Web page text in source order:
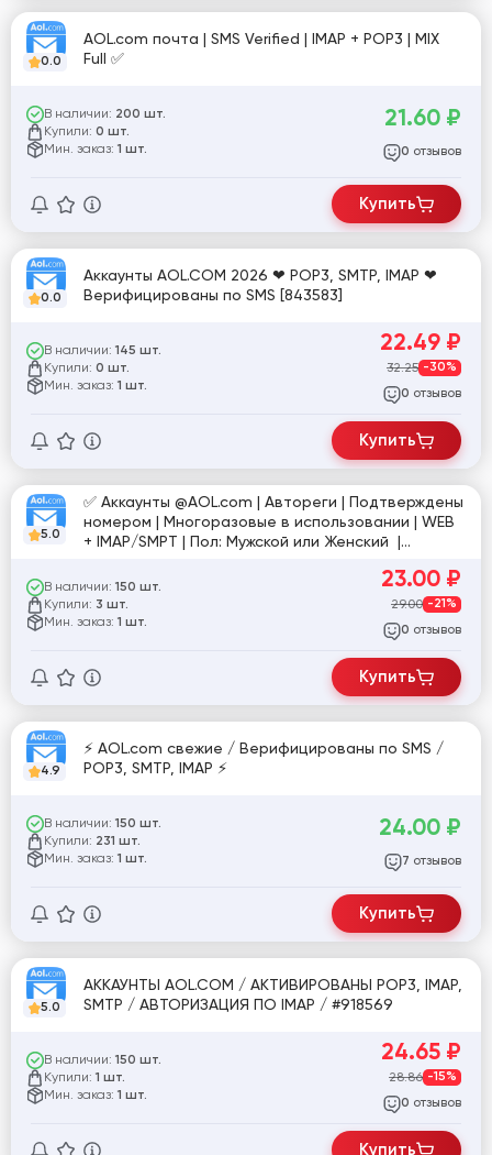
0.0
AOL.com почта | SMS Verified | IMAP + POP3 | MIX
Full ✅
В наличии: 200 шт.
Купили: 0 шт.
Мин. заказ: 1 шт.
21.60 ₽
0 отзывов
Купить
0.0
Аккаунты AOL.COM 2026 ❤ POP3, SMTP, IMAP ❤
Верифицированы по SMS [843583]
В наличии: 145 шт.
Купили: 0 шт.
Мин. заказ: 1 шт.
22.49 ₽
32.25 -30%
0 отзывов
Купить
5.0
✅ Аккаунты @AOL.com | Автореги | Подтверждены
номером | Многоразовые в использовании | WEB
+ IMAP/SMPT | Пол: Мужской или Женский |
В наличии: 150 шт.
Купили: 3 шт.
Мин. заказ: 1 шт.
23.00 ₽
29.00 -21%
0 отзывов
Купить
4.9
⚡ AOL.com свежие / Верифицированы по SMS /
POP3, SMTP, IMAP ⚡
В наличии: 150 шт.
Купили: 231 шт.
Мин. заказ: 1 шт.
24.00 ₽
7 отзывов
Купить
5.0
АККАУНТЫ AOL.COM / АКТИВИРОВАНЫ POP3, IMAP,
SMTP / АВТОРИЗАЦИЯ ПО IMAP / #918569
В наличии: 150 шт.
Купили: 1 шт.
Мин. заказ: 1 шт.
24.65 ₽
28.86 -15%
0 отзывов
Купить